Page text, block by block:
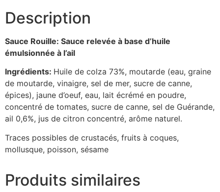
Description
Sauce Rouille: Sauce relevée à base d’huile
émulsionnée à l’ail
Ingrédients: Huile de colza 73%, moutarde (eau, graine
de moutarde, vinaigre, sel de mer, sucre de canne,
épices), jaune d’oeuf, eau, lait écrémé en poudre,
concentré de tomates, sucre de canne, sel de Guérande,
ail 0,6%, jus de citron concentré, arôme naturel.
Traces possibles de crustacés, fruits à coques,
mollusque, poisson, sésame
Produits similaires